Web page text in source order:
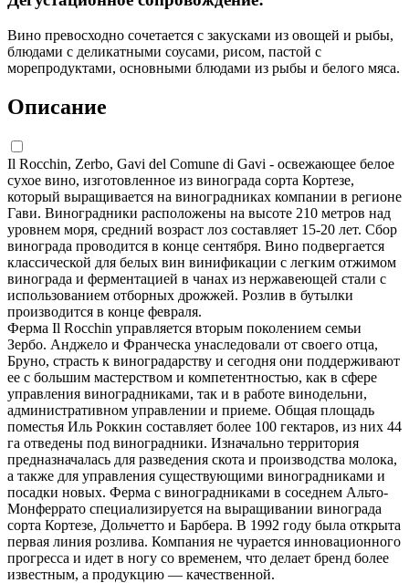
Вино превосходно сочетается с закусками из овощей и рыбы,
блюдами с деликатными соусами, рисом, пастой с
морепродуктами, основными блюдами из рыбы и белого мяса.
Описание
Il Rocchin, Zerbo, Gavi del Comune di Gavi - освежающее белое
сухое вино, изготовленное из винограда сорта Кортезе,
который выращивается на виноградниках компании в регионе
Гави. Виноградники расположены на высоте 210 метров над
уровнем моря, средний возраст лоз составляет 15-20 лет. Сбор
винограда проводится в конце сентября. Вино подвергается
классической для белых вин винификации с легким отжимом
винограда и ферментацией в чанах из нержавеющей стали с
использованием отборных дрожжей. Розлив в бутылки
производится в конце февраля.
Ферма Il Rocchin управляется вторым поколением семьи
Зербо. Анджело и Франческа унаследовали от своего отца,
Бруно, страсть к виноградарству и сегодня они поддерживают
ее с большим мастерством и компетентностью, как в сфере
управления виноградниками, так и в работе винодельни,
административном управлении и приеме. Общая площадь
поместья Иль Роккин составляет более 100 гектаров, из них 44
га отведены под виноградники. Изначально территория
предназначалась для разведения скота и производства молока,
а также для управления существующими виноградниками и
посадки новых. Ферма с виноградниками в соседнем Альто-
Монферрато специализируется на выращивании винограда
сорта Кортезе, Дольчетто и Барбера. В 1992 году была открыта
первая линия розлива. Компания не чурается инновационного
прогресса и идет в ногу со временем, что делает бренд более
известным, а продукцию — качественной.